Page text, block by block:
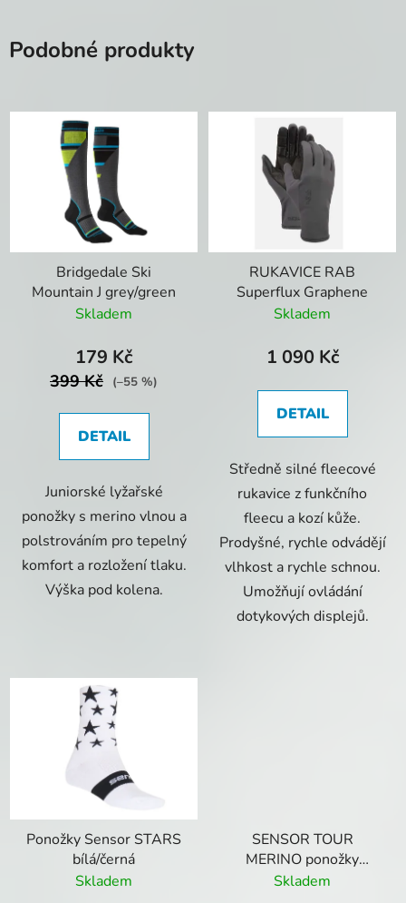
Podobné produkty
Bridgedale Ski
Mountain J grey/green
Skladem
179 Kč
399 Kč (–55 %)
DETAIL
Juniorské lyžařské
ponožky s merino vlnou a
polstrováním pro tepelný
komfort a rozložení tlaku.
Výška pod kolena.
RUKAVICE RAB
Superflux Graphene
Skladem
1 090 Kč
DETAIL
Středně silné fleecové
rukavice z funkčního
fleecu a kozí kůže.
Prodyšné, rychle odvádějí
vlhkost a rychle schnou.
Umožňují ovládání
dotykových displejů.
Ponožky Sensor STARS
bílá/černá
Skladem
SENSOR TOUR
MERINO ponožky
Černá/šedá
Skladem